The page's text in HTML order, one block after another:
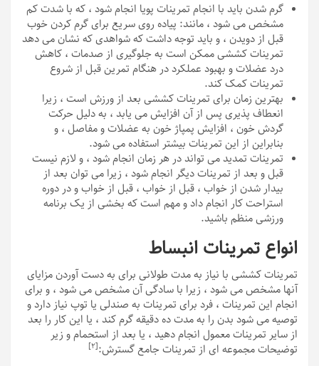
گرم شدن باید با انجام تمرینات پویا انجام شود ، که با شدت کم
مشخص می شود ، مانند: پیاده روی سریع برای گرم کردن خوب
قبل از دویدن ، و باید توجه داشت که شواهدی که نشان می دهد
تمرینات کششی ممکن است به جلوگیری از صدمات ، کاهش
درد عضلات و بهبود عملکرد در هنگام تمرین قبل از شروع
تمرینات کمک کند.
بهترین زمان برای تمرینات کششی بعد از ورزش است ، زیرا
انعطاف پذیری پس از آن افزایش می یابد ، به دلیل حرکت
گردش خون ، افزایش پمپاژ خون به عضلات و مفاصل ، و
بنابراین از این تمرینات بیشتر استفاده می شود.
تمرینات تمدید می تواند در هر زمان انجام شود ، و لازم نیست
قبل و بعد از تمرینات دیگر انجام شود ، زیرا می توان بعد از
بیدار شدن از خواب ، قبل از خواب ، قبل از خواب و در دوره
استراحت کار انجام داد و مهم است که بخشی از یک برنامه
ورزشی منظم باشید.
انواع تمرینات انبساط
تمرینات کششی با نیاز به مدت طولانی برای به دست آوردن مزایای
آنها مشخص می شود ، زیرا با سادگی آن مشخص می شود ، و برای
انجام این تمرینات ، فرد برای تمرینات به صندلی یا توپ نیاز دارد و
توصیه می شود بدن را به مدت ده دقیقه گرم کند ، یا این کار را بعد
از سایر تمرینات معمول انجام دهید ، یا بعد از استحمام و زیر
توضیحات مجموعه ای از تمرینات جامع گسترش:[٢]